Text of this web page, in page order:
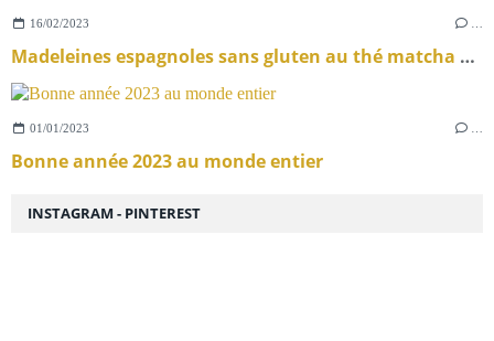
16/02/2023
Madeleines espagnoles sans gluten au thé matcha aux brisures de chouchous pistaches du Gard
01/01/2023
Bonne année 2023 au monde entier
INSTAGRAM - PINTEREST